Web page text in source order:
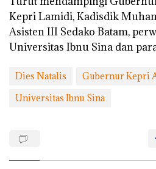
Kepri Lamidi, Kadisdik
Asisten III Sedako Batam,
Universitas Ibnu Sina dan
Dies Natalis
Gubernur Kepri
Universitas Ibnu Sina